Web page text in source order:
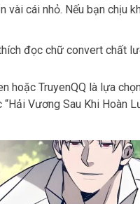
vài cái nhỏ. Nếu bạn chịu
đọc chữ convert chất
hoặc TruyenQQ là lựa
Vương Sau Khi Hoàn